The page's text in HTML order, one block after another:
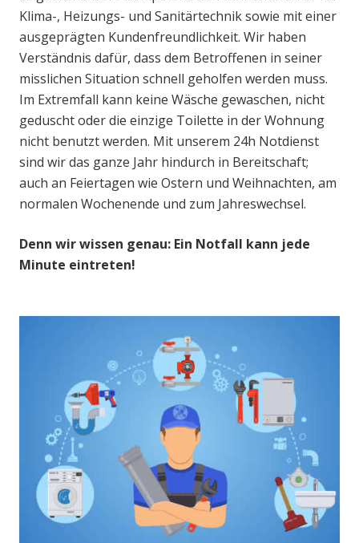
Klima-, Heizungs- und Sanitärtechnik sowie mit einer
ausgeprägten Kundenfreundlichkeit. Wir haben
Verständnis dafür, dass dem Betroffenen in seiner
misslichen Situation schnell geholfen werden muss.
Im Extremfall kann keine Wäsche gewaschen, nicht
geduscht oder die einzige Toilette in der Wohnung
nicht benutzt werden. Mit unserem 24h Notdienst
sind wir das ganze Jahr hindurch in Bereitschaft;
auch an Feiertagen wie Ostern und Weihnachten, am
normalen Wochenende und zum Jahreswechsel.
Denn wir wissen genau: Ein Notfall kann jede
Minute eintreten!